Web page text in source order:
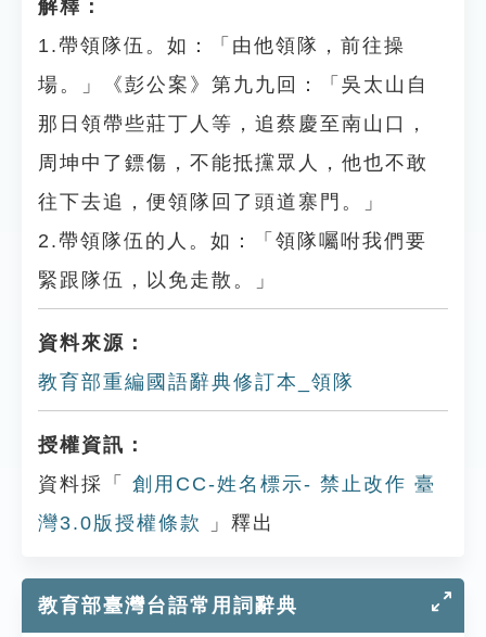
解釋：
1.帶領隊伍。如：「由他領隊，前往操
場。」《彭公案》第九九回：「吳太山自
那日領帶些莊丁人等，追蔡慶至南山口，
周坤中了鏢傷，不能抵攩眾人，他也不敢
往下去追，便領隊回了頭道寨門。」
2.帶領隊伍的人。如：「領隊囑咐我們要
緊跟隊伍，以免走散。」
資料來源：
教育部重編國語辭典修訂本_領隊
授權資訊：
資料採「
創用CC-姓名標示- 禁止改作 臺
灣3.0版授權條款
」釋出
教育部臺灣台語常用詞辭典